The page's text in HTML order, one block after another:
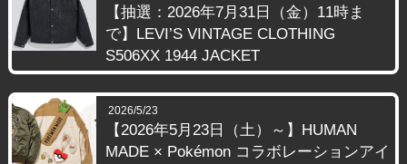
【抽選：2026年7月31日（金）11時ま
で】LEVI’S VINTAGE CLOTHING
S506XX 1944 JACKET
2026/5/23
【2026年5月23日（土）～】HUMAN
MADE × Pokémon コラボレーションアイ